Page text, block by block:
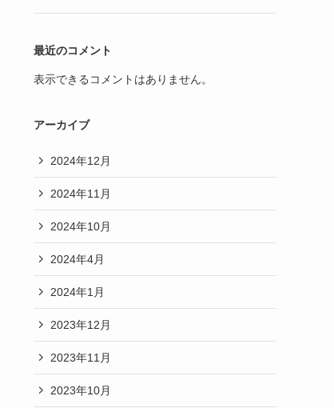
最近のコメント
表示できるコメントはありません。
アーカイブ
2024年12月
2024年11月
2024年10月
2024年4月
2024年1月
2023年12月
2023年11月
2023年10月